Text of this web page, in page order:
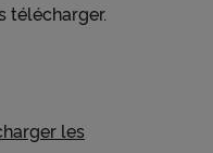
télécharger.
les